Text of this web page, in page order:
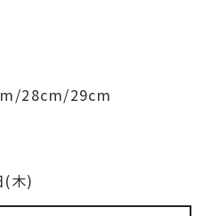
28cm/29cm
(木)